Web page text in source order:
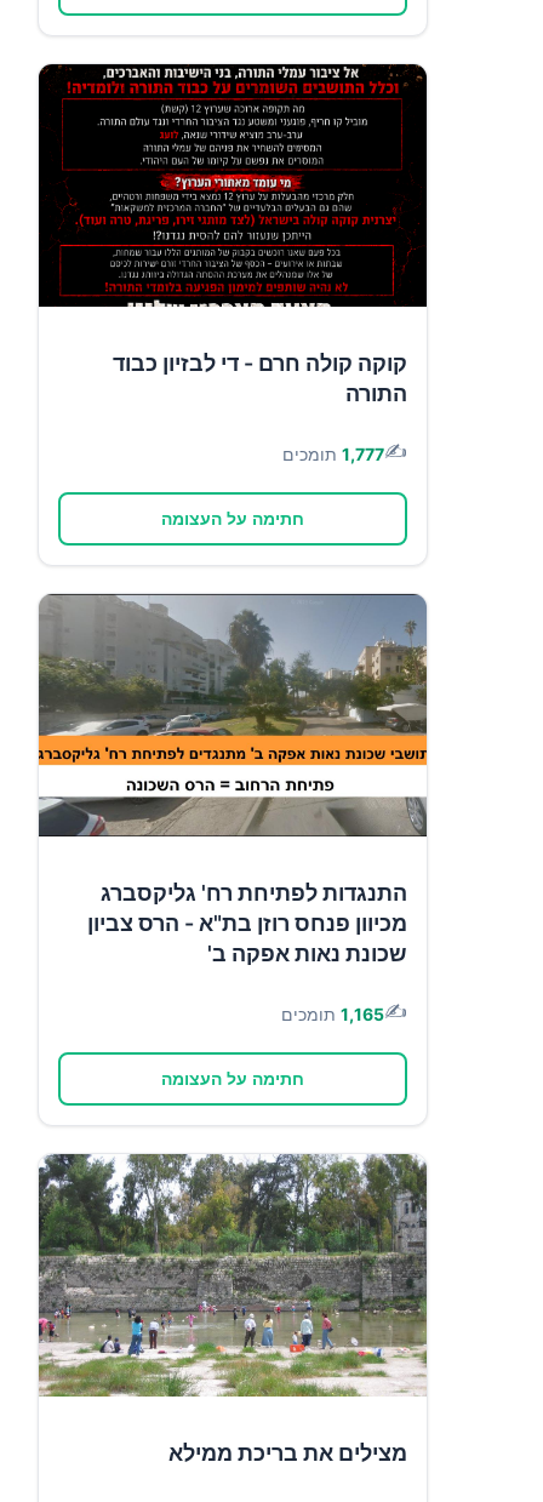
קוקה קולה חרם - די לבזיון כבוד
התורה
✍️
1,777 תומכים
חתימה על העצומה
התנגדות לפתיחת רח' גליקסברג
מכיוון פנחס רוזן בת"א - הרס צביון
שכונת נאות אפקה ב'
✍️
1,165 תומכים
חתימה על העצומה
מצילים את בריכת ממילא